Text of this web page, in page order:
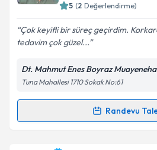
Kişisel verilerimin
Metni'ni okudum ve kişisel
kapsamda işlenmesini
5 (2 Değerlendirme)
Çok keyifli bir süreç geçirdim.
tedavim çok güzel...
Dt. Mahmut Enes Boyraz
Tuna Mahallesi 1710 Sokak No:61
Randevu
Randevu Takvimi Talebi